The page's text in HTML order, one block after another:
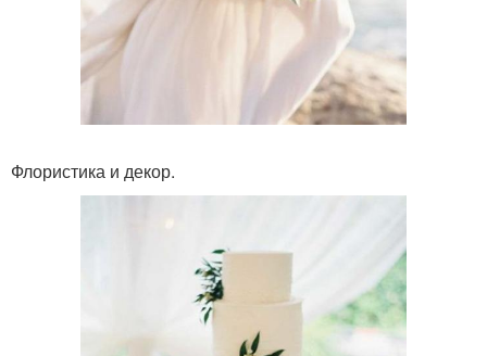
Флористика и декор.